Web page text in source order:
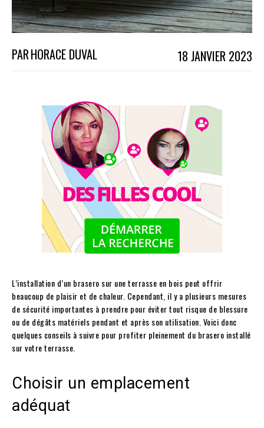
PARHORACE DUVAL 18 JANVIER 2023
L’installation d’un brasero sur une terrasse en bois peut offrir
beaucoup de plaisir et de chaleur. Cependant, il y a plusieurs mesures
de sécurité importantes à prendre pour éviter tout risque de blessure
ou de dégâts matériels pendant et après son utilisation. Voici donc
quelques conseils à suivre pour profiter pleinement du brasero installé
sur votre terrasse.
Choisir un emplacement
adéquat